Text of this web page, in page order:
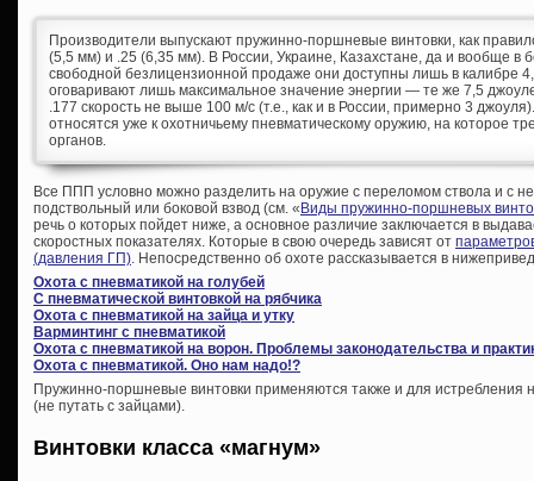
Производители выпускают пружинно-поршневые винтовки, как
(5,5 мм) и .25 (6,35 мм). В России, Украине, Казахстане, да и вообще в
свободной безлицензионной продаже они доступны лишь в калибре
оговаривают лишь максимальное значение энергии — те же 7,5
.177 скорость не выше 100 м/с (т.е., как и в России, примерно 3
относятся уже к охотничьему пневматическому оружию, на которое
органов.
Все ППП условно можно разделить на оружие с переломом ствола и с
подствольный или боковой взвод (см. « Виды пружинно-поршневых
речь о которых пойдет ниже, а основное различие заключается в
скоростных показателях. Которые в свою очередь зависят от
(давления ГП). Непосредственно об охоте рассказывается в
Охота с пневматикой на голубей
С пневматической винтовкой на рябчика
Охота с пневматикой на зайца и утку
Варминтинг с пневматикой
Охота с пневматикой на ворон. Проблемы законодательства и
Охота с пневматикой. Оно нам надо!?
Пружинно-поршневые винтовки применяются также и для истребления
(не путать с зайцами).
Винтовки класса «магнум»